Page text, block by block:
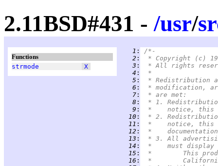
2.11BSD#431 -/usr/
Functions
strmode
X
   1
:
/*-
   2
:
* Copyright (c)
   3
:
* All rights
   4
:
*
   5
:
* Redistribution
   6
:
* modification,
   7
:
* are met:
   8
:
* 1.
   9
:
*    notice, this
  10
:
* 2.
  11
:
*    notice, this
  12
:
*
  13
:
* 3. All
  14
:
*    must display
  15
:
*	This
  16
:
*